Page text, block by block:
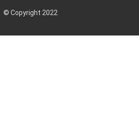
© Copyright 2022